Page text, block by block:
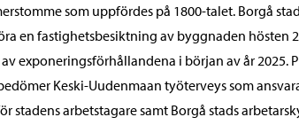
som uppfördes på 1800-talet. Borgå
en fastighetsbesiktning av byggnaden hösten
exponeringsförhållandena i början av år 2025.
Keski-Uudenmaan työterveys som
stadens arbetstagare samt Borgå stads